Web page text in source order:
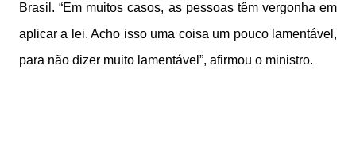
Brasil. “Em muitos casos, as pessoas têm vergonha em
aplicar a lei. Acho isso uma coisa um pouco lamentável,
para não dizer muito lamentável”, afirmou o ministro.